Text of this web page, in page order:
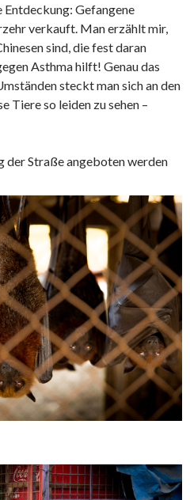
Gefangene
verkauft. Man erzählt mir,
sind, die fest daran
Asthma hilft! Genau das
steckt man sich an den
Tiere so leiden zu sehen –
der Straße angeboten werden